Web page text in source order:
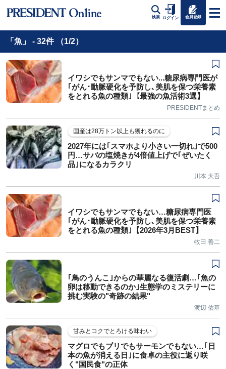
検索 ログイン 会員登録
「魚」 - 32件 （1/2）
イワシでもサンマでもない...糖尿病専門医が
｢がん･動脈硬化を予防し､美肌を保つ栄養素
をとれる魚の種類｣【最強の魚活術3選】
PRESIDENTまとめ
国産は28万トン以上も獲れるのに
2027年には｢スマホより小さい一切れ｣で500
円…サバの塩焼きが4倍値上げで｢ぜいたく
品｣になるカラクリ
川本 大吾
イワシでもサンマでもない…糖尿病専門医
｢がん･動脈硬化を予防し､美肌を保つ栄養素
をとれる魚の種類｣【2026年3月BEST】
牧田 善二
｢鳥のうんこ｣からの華麗なる復活劇…｢魚の
卵は移動できるのか｣生態学のミステリーに
挑む実験の"奇跡の結果"
渡辺 佑基
甘みとコクでとろける味わい
マグロでもブリでもサーモンでもない…｢日
本の魚が消える日｣に食卓の主役に返り咲
く"国民食"の正体